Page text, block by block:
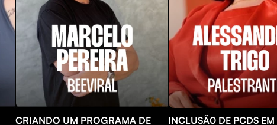
CRIANDO UM PROGRAMA DE
INCLUSÃ0 DE PCDS EM